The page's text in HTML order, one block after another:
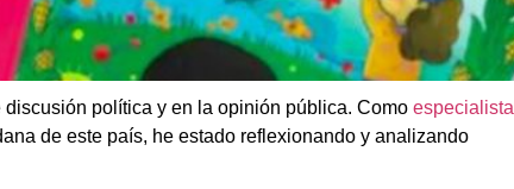
política y en la opinión pública. Como especialista
de este país, he estado reflexionando y analizando